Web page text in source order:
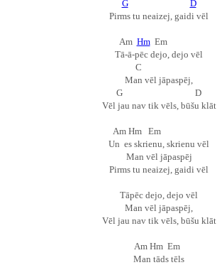
G
D
Pirms tu neaizej, gaidi vēl
Am HmEm
Tā-ā-pēc dejo, dejo vēl
C
Man vēl jāpaspēj,
G D
Vēl jau nav tik vēls, būšu klāt
Am Hm Em
Un es skrienu, skrienu vēl
Man vēl jāpaspēj
Pirms tu neaizej, gaidi vēl
Tāpēc dejo, dejo vēl
Man vēl jāpaspēj,
Vēl jau nav tik vēls, būšu klāt
Am Hm Em
Man tāds tēls